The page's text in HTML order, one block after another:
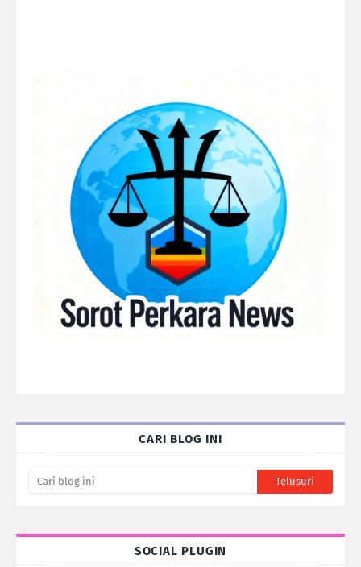
CARI BLOG INI
SOCIAL PLUGIN